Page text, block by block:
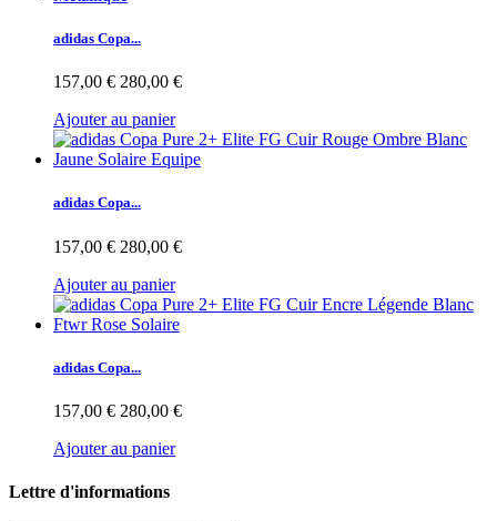
adidas Copa...
157,00 € 280,00 €
Ajouter au panier
adidas Copa...
157,00 € 280,00 €
Ajouter au panier
adidas Copa...
157,00 € 280,00 €
Ajouter au panier
Lettre d'informations